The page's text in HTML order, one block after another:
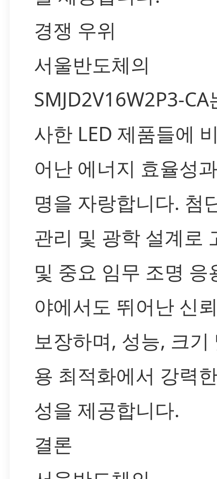
경쟁 우위
서울반도체의
SMJD2V16W2P3-CA
사한 LED 제품들에
어난 에너지 효율성
명을 자랑합니다. 첨
관리 및 광학 설계로
및 중요 임무 조명 응
야에서도 뛰어난 신
보장하며, 성능, 크기
용 최적화에서 강력
성을 제공합니다.
결론